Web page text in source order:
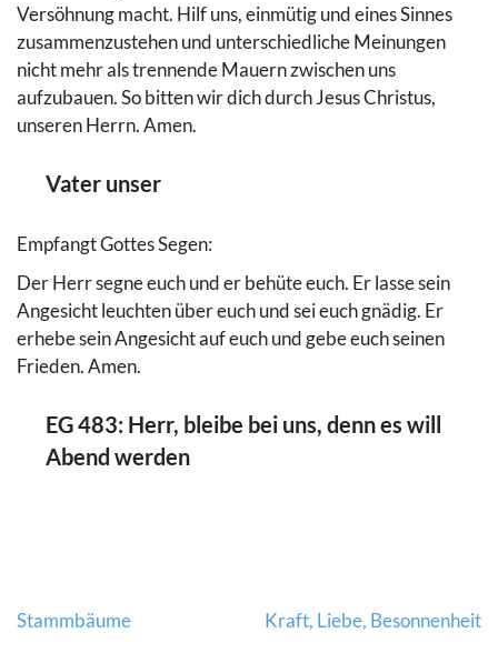
Versöhnung macht. Hilf uns, einmütig und eines Sinnes
zusammenzustehen und unterschiedliche Meinungen
nicht mehr als trennende Mauern zwischen uns
aufzubauen. So bitten wir dich durch Jesus Christus,
unseren Herrn. Amen.
Vater unser
Empfangt Gottes Segen:
Der Herr segne euch und er behüte euch. Er lasse sein
Angesicht leuchten über euch und sei euch gnädig. Er
erhebe sein Angesicht auf euch und gebe euch seinen
Frieden. Amen.
EG 483: Herr, bleibe bei uns, denn es will
Abend werden
Beitragsnavigation
Stammbäume Kraft, Liebe, Besonnenheit